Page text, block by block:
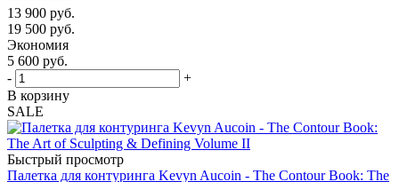
13 900 руб.
19 500 руб.
Экономия
5 600 руб.
-
+
В корзину
SALE
Быстрый просмотр
Палетка для контуринга Kevyn Aucoin - The Contour Book: The